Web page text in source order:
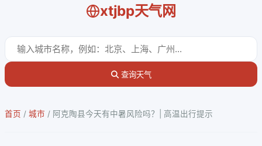
xtjbp天气网
查询天气
首页 / 城市 / 阿克陶县今天有中暑风险吗？| 高温出行提示